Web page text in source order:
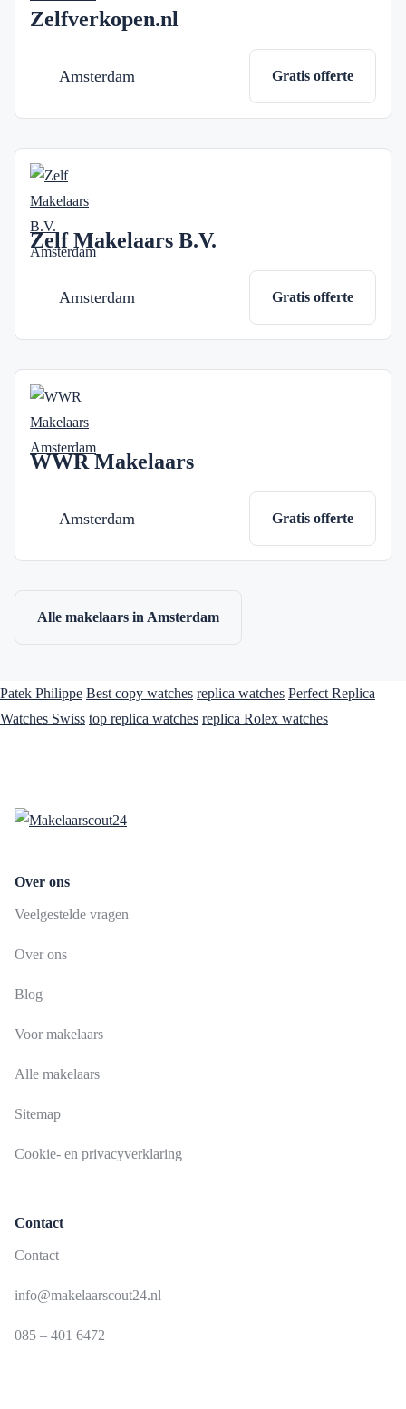
Zelfverkopen.nl
Amsterdam Gratis offerte
Zelf Makelaars B.V.
Amsterdam Gratis offerte
WWR Makelaars
Amsterdam Gratis offerte
Alle makelaars in Amsterdam
Patek Philippe Best copy watches replica watches Perfect Replica
Watches Swiss top replica watches replica Rolex watches
Over ons
Veelgestelde vragen
Over ons
Blog
Voor makelaars
Alle makelaars
Sitemap
Cookie- en privacyverklaring
Contact
Contact
info@makelaarscout24.nl
085 – 401 6472